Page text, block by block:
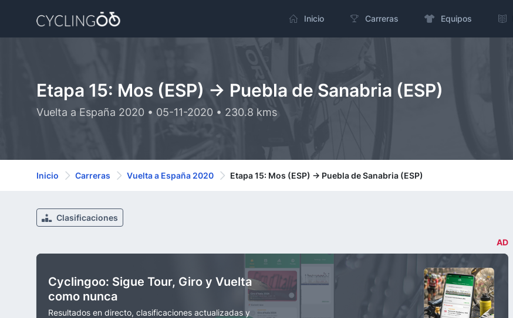
Inicio Carreras Equipos
Etapa 15: Mos (ESP) -> Puebla de Sanabria (ESP)
Vuelta a España 2020 • 05-11-2020 • 230.8 kms
Inicio Carreras Vuelta a España 2020 Etapa 15: Mos (ESP) -> Puebla de Sanabria (ESP)
Clasificaciones
AD
Cyclingoo: Sigue Tour, Giro y Vuelta
como nunca
Resultados en directo, clasificaciones actualizadas y